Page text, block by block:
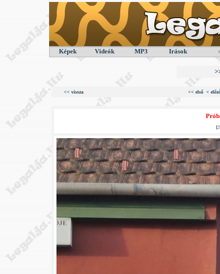
Képek Videók MP3 Irások
<< vissza << első <
[